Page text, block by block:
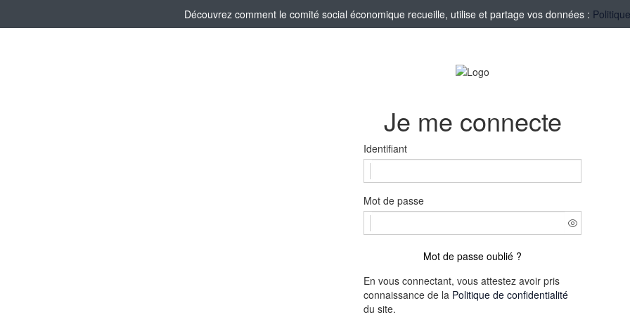
Découvrez comment le comité social économique recueille, utilise et partage vos données :
Je me connecte
Identifiant
Mot de passe
Mot de passe oublié ?
En vous connectant, vous attestez avoir pris
connaissance de la Politique de confidentialité
du site.